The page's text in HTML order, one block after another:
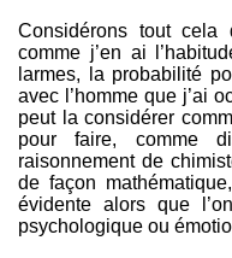
Considérons tout cela
comme j’en ai
larmes, la probabilité
avec l’homme que j’ai
peut la considérer
pour faire, comme
raisonnement de
de façon
évidente alors que
psychologique ou